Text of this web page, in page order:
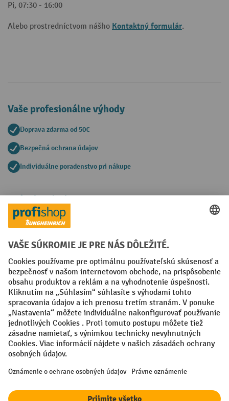
Pi, 07:30 - 16:00
Alebo prostredníctvom nášho Kontaktný formulár.
Vaše profesionálne výhody
Doprava zdarma od 50€
Bezpečná ochrana údajov
Individuálne poradenstvo pri nákupe
Spôsoby platby
Creditcard (Master)Creditcard (Visa)
Faktúra Predplatba
Sociálne siete
Facebook
YouTube
LinkedIn
Nastavenia ochrany osobných údajov
All prices excl. VAT plusshipping costsand possible delivery charges,